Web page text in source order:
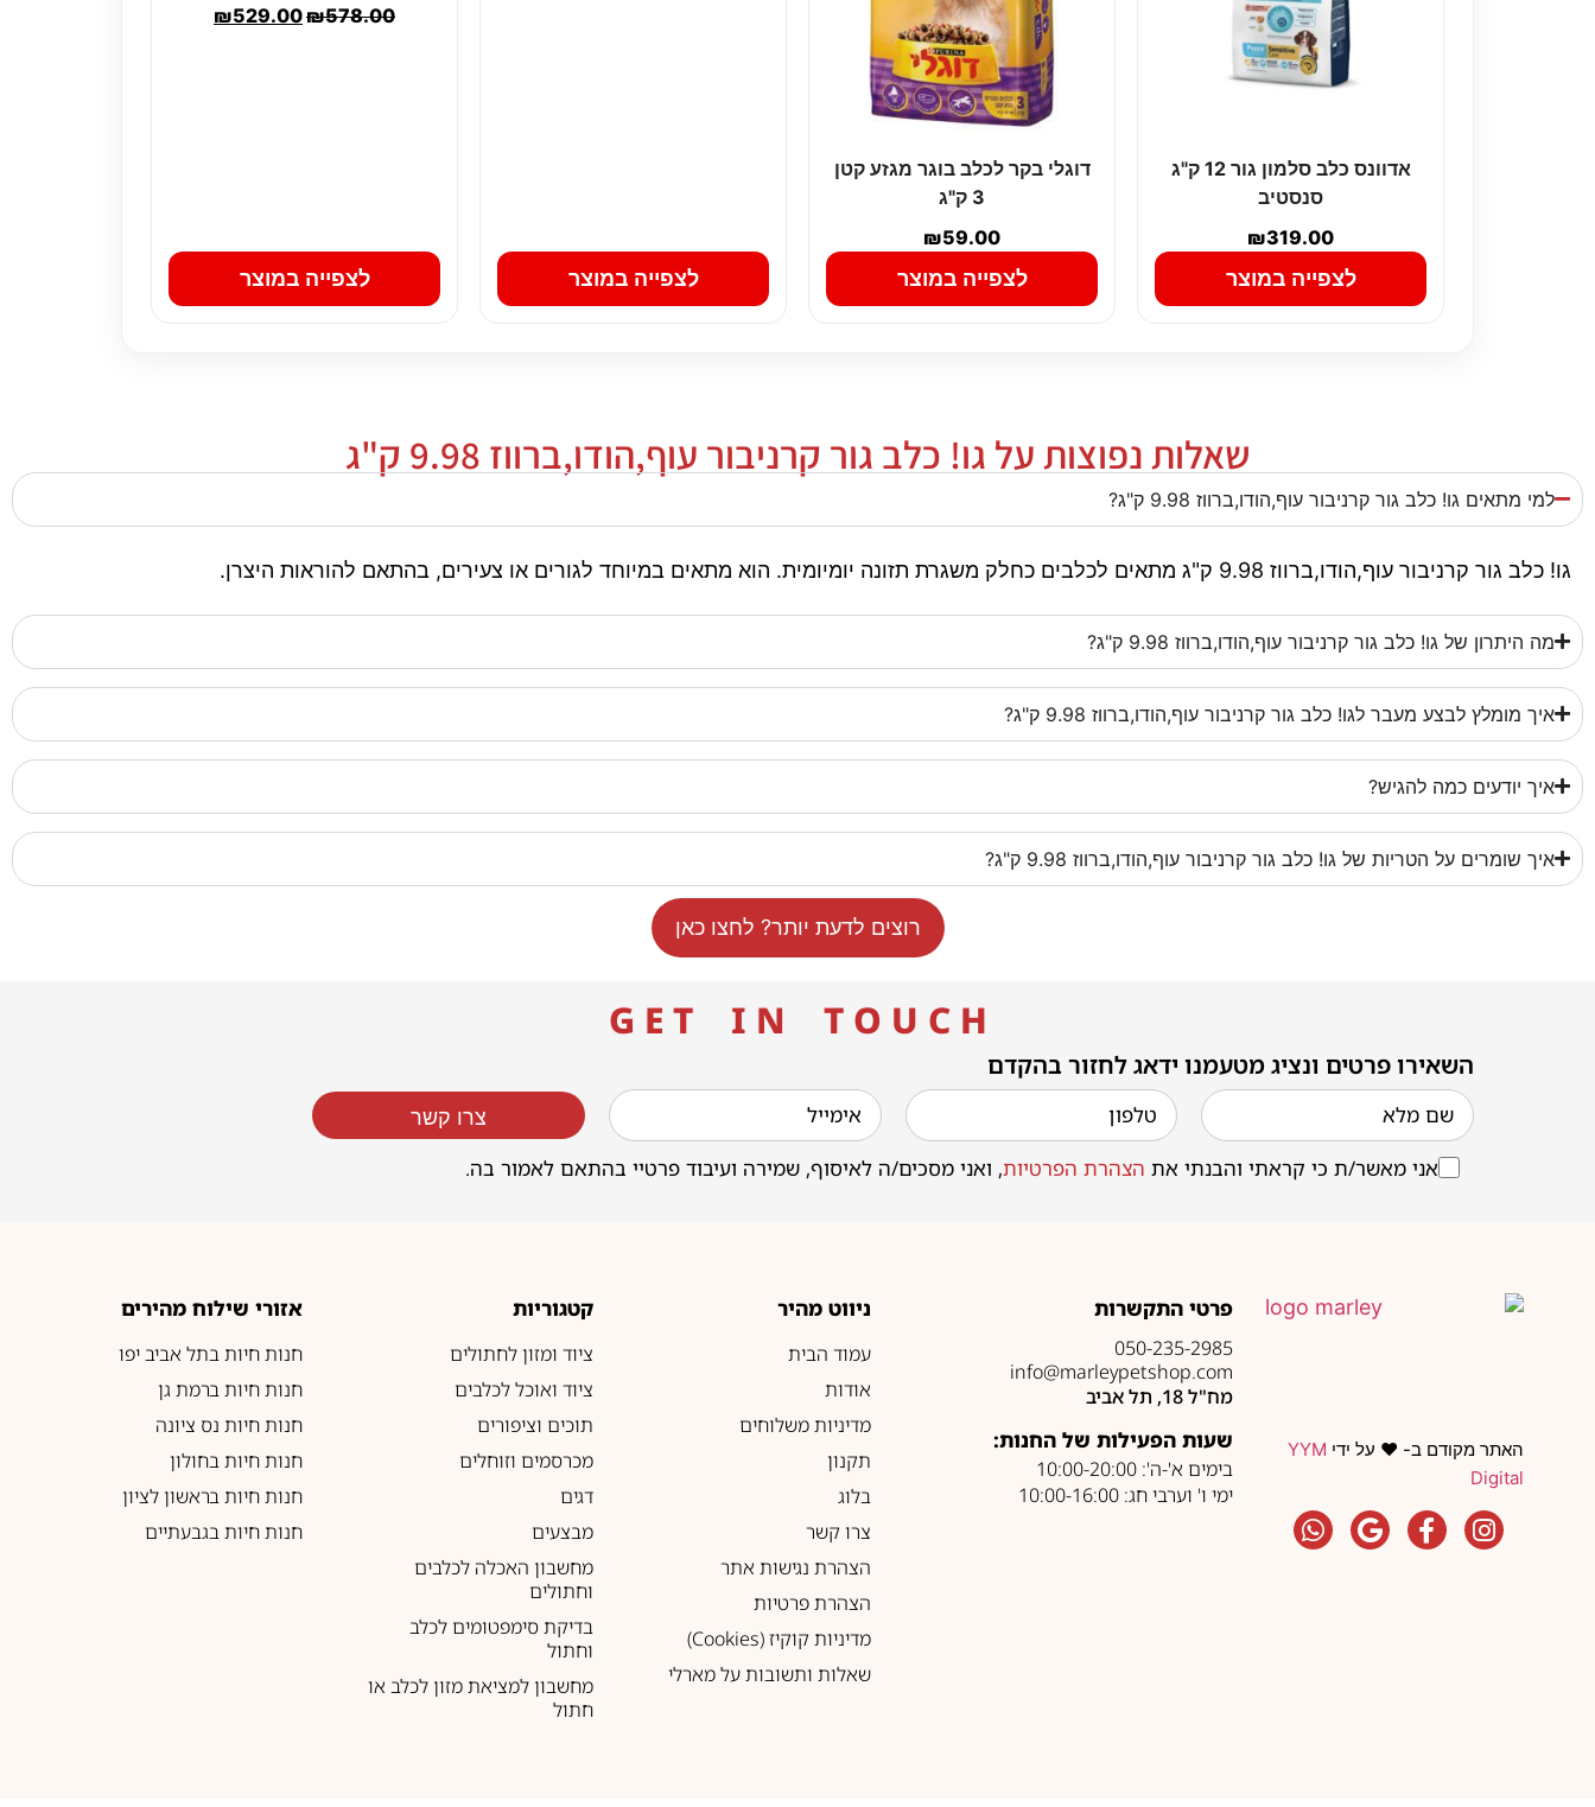
אדוונס כלב סלמון גור 12 ק"ג
סנסטיב
₪319.00
לצפייה במוצר
דוגלי בקר לכלב בוגר מגזע קטן
3 ק"ג
₪59.00
לצפייה במוצר לצפייה במוצר
₪578.00
₪529.00
לצפייה במוצר
שאלות נפוצות על גו! כלב גור קרניבור עוף,הודו,ברווז 9.98 ק"ג
למי מתאים גו! כלב גור קרניבור עוף,הודו,ברווז 9.98 ק"ג?
גו! כלב גור קרניבור עוף,הודו,ברווז 9.98 ק"ג מתאים לכלבים כחלק משגרת תזונה יומיומית. הוא מתאים במיוחד לגורים או צעירים, בהתאם להוראות היצרן.
מה היתרון של גו! כלב גור קרניבור עוף,הודו,ברווז 9.98 ק"ג?
איך מומלץ לבצע מעבר לגו! כלב גור קרניבור עוף,הודו,ברווז 9.98 ק"ג?
איך יודעים כמה להגיש?
איך שומרים על הטריות של גו! כלב גור קרניבור עוף,הודו,ברווז 9.98 ק"ג?
רוצים לדעת יותר? לחצו כאן
G E T I N T O U C H
השאירו פרטים ונציג מטעמנו ידאג לחזור בהקדם
אני מאשר/ת כי קראתי והבנתי את הצהרת הפרטיות, ואני מסכים/ה לאיסוף, שמירה ועיבוד פרטיי בהתאם לאמור בה.
צרו קשר
האתר מקודם ב- ❤️ על ידי YYM
Digital
פרטי התקשרות
050-235-2985
info@marleypetshop.com
מח"ל 18, תל אביב
שעות הפעילות של החנות:
בימים א'-ה': 10:00-20:00
ימי ו' וערבי חג: 10:00-16:00
ניווט מהיר
עמוד הבית
אודות
מדיניות משלוחים
תקנון
בלוג
צרו קשר
הצהרת נגישות אתר
הצהרת פרטיות
מדיניות קוקיז (Cookies)
שאלות ותשובות על מארלי
קטגוריות
ציוד ומזון לחתולים
ציוד ואוכל לכלבים
תוכים וציפורים
מכרסמים וזוחלים
דגים
מבצעים
מחשבון האכלה לכלבים
וחתולים
בדיקת סימפטומים לכלב
וחתול
מחשבון למציאת מזון לכלב או
חתול
אזורי שילוח מהירים
חנות חיות בתל אביב יפו
חנות חיות ברמת גן
חנות חיות נס ציונה
חנות חיות בחולון
חנות חיות בראשון לציון
חנות חיות בגבעתיים